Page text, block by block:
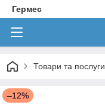
Гермес
Товари та послуги
–12%